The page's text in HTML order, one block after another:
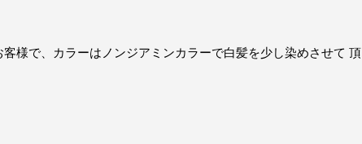
様で、カラーはノンジアミンカラーで白髪を少し染めさせて 頂